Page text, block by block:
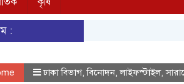
:
ঢাকা বিভাগ,বিনোদন,লাইফস্টাইল,